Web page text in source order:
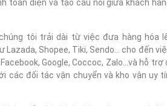
toàn diện và tạo cầu nối giữa khách
tôi trải dài từ việc đưa hàng hóa
Shopee, Tiki, Sendo... cho đến
Google, Coccoc, Zalo...và hỗ trợ
các đối tác vận chuyển và kho vận uy